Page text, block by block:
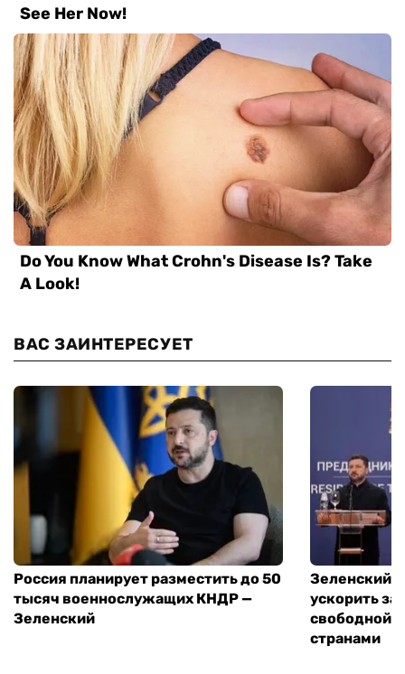
ВАС ЗАИНТЕРЕСУЕТ
Россия планирует разместить до 50
тысяч военнослужащих КНДР —
Зеленский
Зеленский
ускорить
свободной
странами